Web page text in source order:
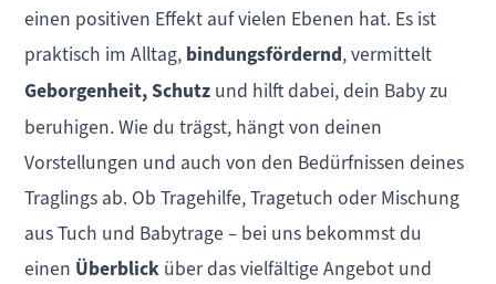
einen positiven Effekt auf vielen Ebenen hat. Es ist
praktisch im Alltag, bindungsfördernd, vermittelt
Geborgenheit, Schutz und hilft dabei, dein Baby zu
beruhigen. Wie du trägst, hängt von deinen
Vorstellungen und auch von den Bedürfnissen deines
Traglings ab. Ob Tragehilfe, Tragetuch oder Mischung
aus Tuch und Babytrage – bei uns bekommst du
einen Überblick über das vielfältige Angebot und